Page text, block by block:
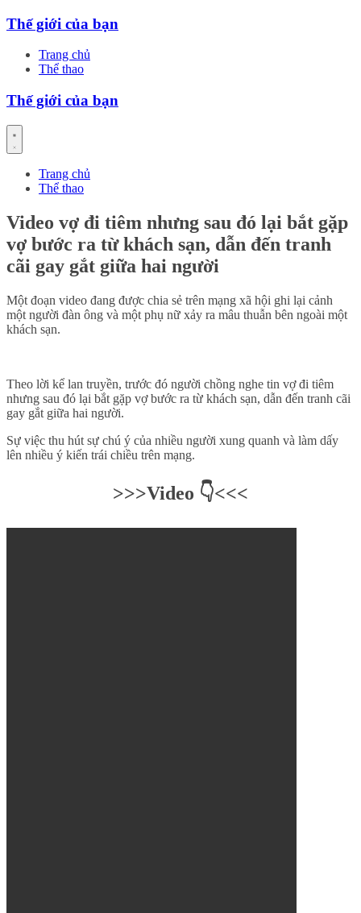
Skip
content
Thế giới của bạn
Trang chủ
Thể thao
Thế giới của bạn
Trang chủ
Thể thao
Video vợ đi tiêm nhưng sau đó lại bắt gặp
vợ bước ra từ khách sạn, dẫn đến tranh
cãi gay gắt giữa hai người
Một đoạn video đang được chia sẻ trên mạng xã hội ghi lại cảnh
một người đàn ông và một phụ nữ xảy ra mâu thuẫn bên ngoài một
khách sạn.
Theo lời kể lan truyền, trước đó người chồng nghe tin vợ đi tiêm
nhưng sau đó lại bắt gặp vợ bước ra từ khách sạn, dẫn đến tranh cãi
gay gắt giữa hai người.
Sự việc thu hút sự chú ý của nhiều người xung quanh và làm dấy
lên nhiều ý kiến trái chiều trên mạng.
>>>Video 👇<<<